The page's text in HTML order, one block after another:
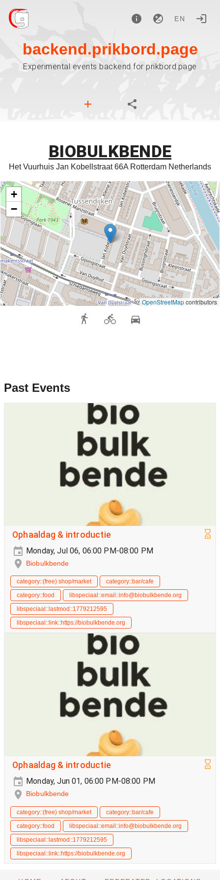
EN
backend.prikbord.page
Experimental events backend for prikbord.page
BIOBULKBENDE
Het Vuurhuis Jan Kobellstraat 66A Rotterdam Netherlands
+
−
OpenStreetMapcontributors
Past Events
Ophaaldag & introductie
Monday, Jul 06, 06:00 PM-08:00 PM
Biobulkbende
category::(free) shop/market
category::bar/cafe
category::food
libspeciaal::email::info@biobulkbende.org
libspeciaal::lastmod::1779212595
libspeciaal::link::https://biobulkbende.org
Ophaaldag & introductie
Monday, Jun 01, 06:00 PM-08:00 PM
Biobulkbende
category::(free) shop/market
category::bar/cafe
category::food
libspeciaal::email::info@biobulkbende.org
libspeciaal::lastmod::1779212595
libspeciaal::link::https://biobulkbende.org